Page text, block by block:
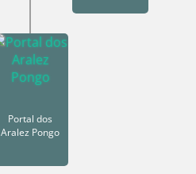
Portal dos
Aralez Pongo